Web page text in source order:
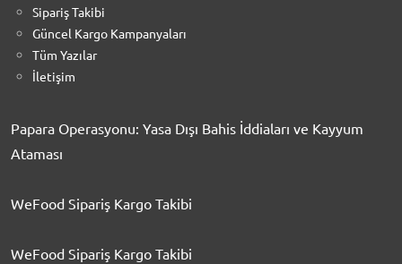
Sipariş Takibi
Güncel Kargo Kampanyaları
Tüm Yazılar
İletişim
Papara Operasyonu: Yasa Dışı Bahis İddiaları ve Kayyum
Ataması
WeFood Sipariş Kargo Takibi
WeFood Sipariş Kargo Takibi